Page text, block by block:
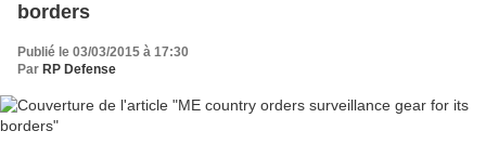
borders
Publié le 03/03/2015 à 17:30
Par RP Defense